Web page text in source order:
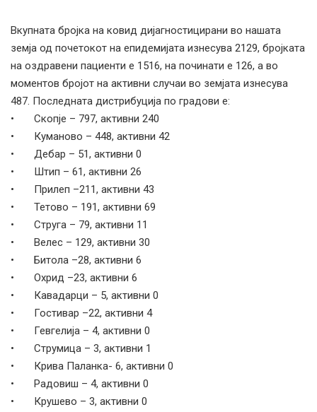
Вкупната бројка на ковид дијагностицирани во нашата
земја од почетокот на епидемијата изнесува 2129, бројката
на оздравени пациенти е 1516, на починати е 126, а во
моментов бројот на активни случаи во земјата изнесува
487. Последната дистрибуција по градови е:
• Скопје – 797, активни 240
• Куманово – 448, активни 42
• Дебар – 51, активни 0
• Штип – 61, активни 26
• Прилеп –211, активни 43
• Тетово – 191, активни 69
• Струга – 79, активни 11
• Велес – 129, активни 30
• Битола –28, активни 6
• Охрид –23, активни 6
• Кавадарци – 5, активни 0
• Гостивар –22, активни 4
• Гевгелија – 4, активни 0
• Струмица – 3, активни 1
• Крива Паланка- 6, активни 0
• Радовиш – 4, активни 0
• Крушево – 3, активни 0